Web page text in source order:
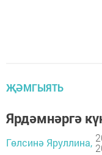
ҖӘМГЫЯТЬ
Ярдәмнәргә
Гөлсинә Яруллина,